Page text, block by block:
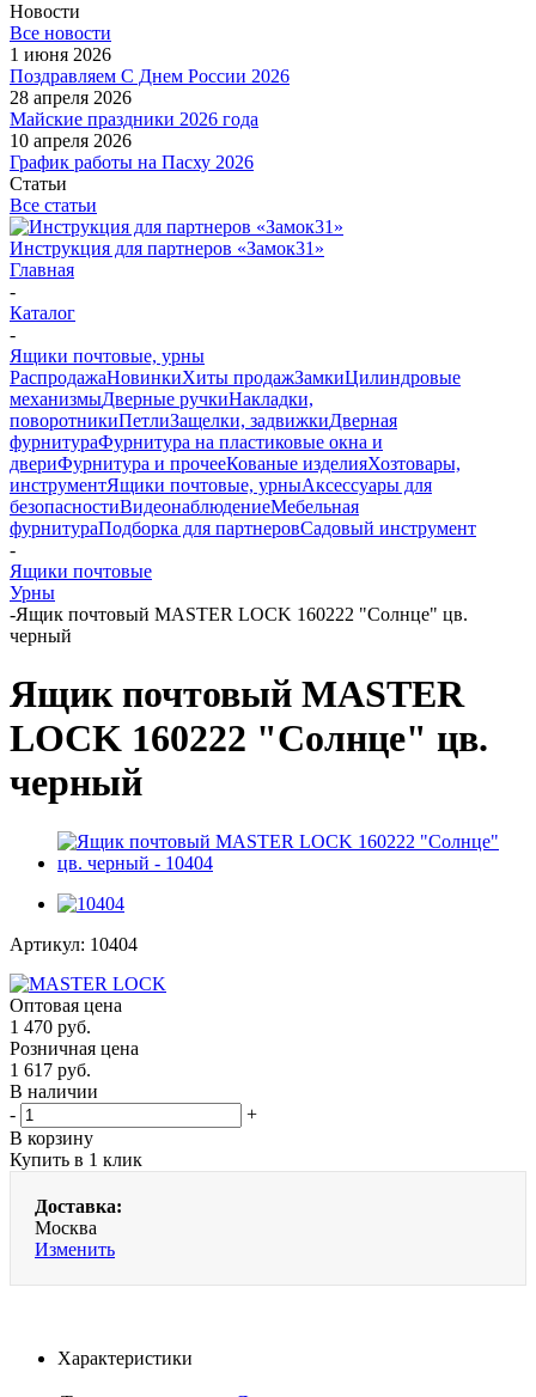
Новости
Все новости
1 июня 2026
Поздравляем С Днем России 2026
28 апреля 2026
Майские праздники 2026 года
10 апреля 2026
График работы на Пасху 2026
Статьи
Все статьи
Инструкция для партнеров «Замок31»
Главная
-
Каталог
-
Ящики почтовые, урны
РаспродажаНовинкиХиты продажЗамкиЦилиндровые
механизмыДверные ручкиНакладки,
поворотникиПетлиЗащелки, задвижкиДверная
фурнитураФурнитура на пластиковые окна и
двериФурнитура и прочееКованые изделияХозтовары,
инструментЯщики почтовые, урныАксессуары для
безопасностиВидеонаблюдениеМебельная
фурнитураПодборка для партнеровСадовый инструмент
-
Ящики почтовые
Урны
-Ящик почтовый MASTER LOCK 160222 "Солнце" цв.
черный
Ящик почтовый MASTER
LOCK 160222 "Солнце" цв.
черный
Артикул: 10404
Оптовая цена
1 470 руб.
Розничная цена
1 617 руб.
В наличии
-
+
В корзину
Купить в 1 клик
Доставка:
Москва
Изменить
Характеристики